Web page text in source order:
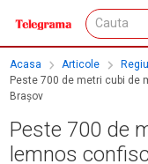
Acasa Articole
Peste 700 de metri cubi de
Brașov
Peste 700 de
lemnos